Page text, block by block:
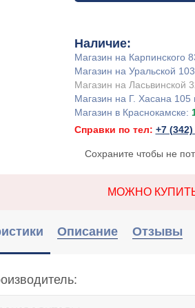
Наличие:
Магазин на Карпинского
Магазин на Уральской
Магазин на Ласьвинской
Магазин на Г. Хасана 105
Магазин в Краснокамске:
Справки по тел: +7
Сохраните чтобы не
МОЖНО
Описание Отзывы